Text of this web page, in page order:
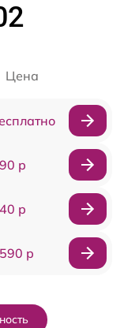
Цена
р
р
р